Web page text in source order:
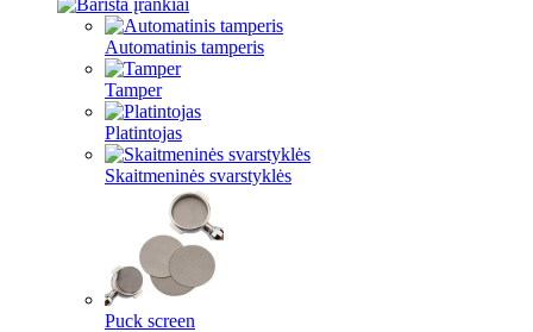
Automatinis tamperis
Tamper
Platintojas
Skaitmeninės svarstyklės
Puck screen